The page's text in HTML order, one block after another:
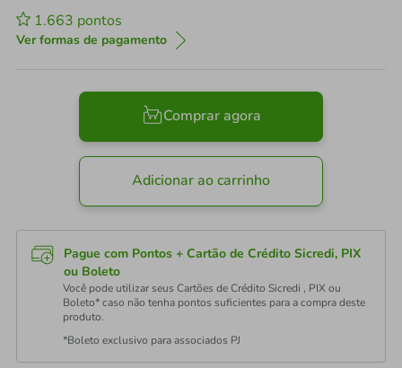
1.663 pontos
Ver formas de pagamento
Comprar agora
Adicionar ao carrinho
Pague com Pontos + Cartão de Crédito Sicredi, PIX
ou Boleto
Você pode utilizar seus Cartões de Crédito Sicredi , PIX ou
Boleto* caso não tenha pontos suficientes para a compra deste
produto.
*Boleto exclusivo para associados PJ